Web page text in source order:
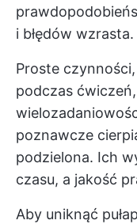
i błędów wzrasta.
Proste
podczas
poznawcze
podzielona. Ich
czasu, a jakość
Aby uniknąć